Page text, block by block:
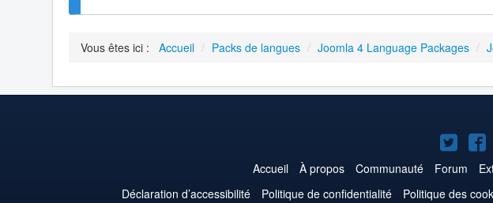
Vous êtes ici : Accueil / Packs de langues / Joomla 4 Language Packages /
sur
Accueil À propos Communauté Forum
Déclaration d’accessibilité
Politique de confidentialité Politique des